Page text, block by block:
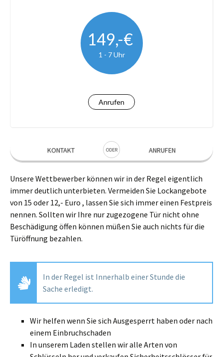
149,-€
1 - 7 Uhr
Anrufen
KONTAKT ODER ANRUFEN
Unsere Wettbewerber können wir in der Regel eigentlich
immer deutlich unterbieten. Vermeiden Sie Lockangebote
von 15 oder 12,- Euro , lassen Sie sich immer einen Festpreis
nennen. Sollten wir Ihre nur zugezogene Tür nicht ohne
Beschädigung öffen können müßen Sie auch nichts für die
Türöffnung bezahlen.
In der Regel ist Innerhalb einer Stunde die
Sache erledigt.
Wir helfen wenn Sie sich Ausgesperrt haben oder nach
einem Einbruchschaden
In unserem Laden stellen wir alle Arten von